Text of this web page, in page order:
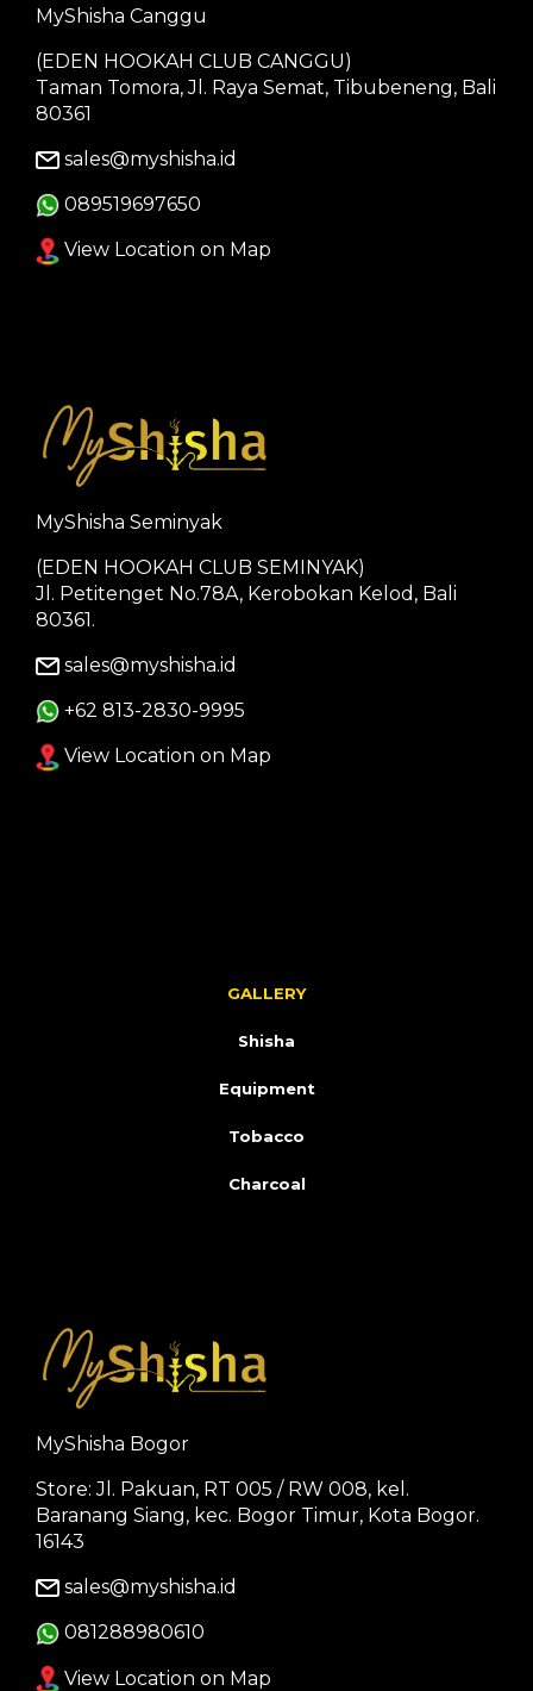
MyShisha Canggu
(EDEN HOOKAH CLUB CANGGU)
Taman Tomora, Jl. Raya Semat, Tibubeneng, Bali
80361
sales@myshisha.id
089519697650
View Location on Map
MyShisha Seminyak
(EDEN HOOKAH CLUB SEMINYAK)
Jl. Petitenget No.78A, Kerobokan Kelod, Bali
80361.
sales@myshisha.id
+62 813-2830-9995
View Location on Map
GALLERY
Shisha
Equipment
Tobacco
Charcoal
MyShisha Bogor
Store: Jl. Pakuan, RT 005 / RW 008, kel.
Baranang Siang, kec. Bogor Timur, Kota Bogor.
16143
sales@myshisha.id
081288980610
View Location on Map